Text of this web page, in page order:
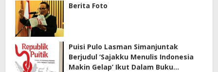
Berita Foto
Puisi Pulo Lasman Simanjuntak
Berjudul ‘Sajakku Menulis Indonesia
Makin Gelap’ Ikut Dalam Buku